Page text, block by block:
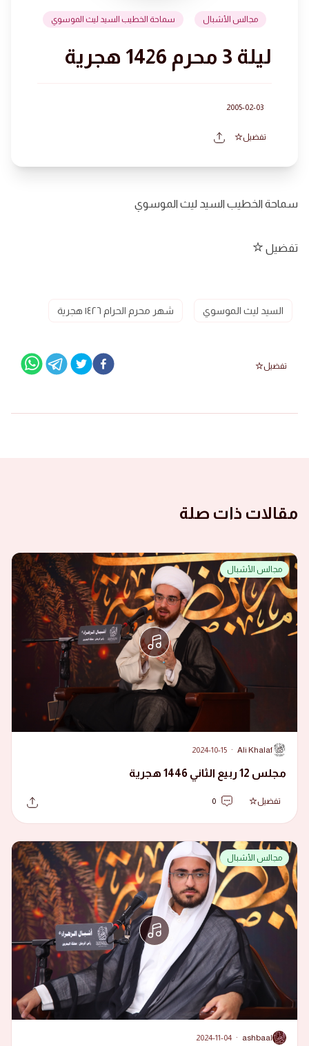
مجالس الأشبال سماحة الخطيب السيد ليث الموسوي
ليلة 3 محرم 1426 هجرية
2005-02-03
تفضيل
سماحة الخطيب السيد ليث الموسوي
تفضيل
السيد ليث الموسوي شهر محرم الحرام ١٤٢٦ هجرية
تفضيل
مقالات ذات صلة
مجالس الأشبال
A
Ali Khalaf
·
2024-10-15
مجلس 12 ربيع الثاني 1446 هجرية
تفضيل 0
مجالس الأشبال
A
ashbaal
·
2024-11-04